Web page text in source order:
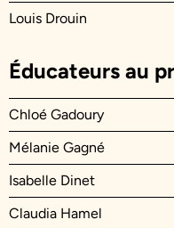
Louis Drouin
Éducateurs au
Chloé Gadoury
Mélanie Gagné
Isabelle Dinet
Claudia Hamel